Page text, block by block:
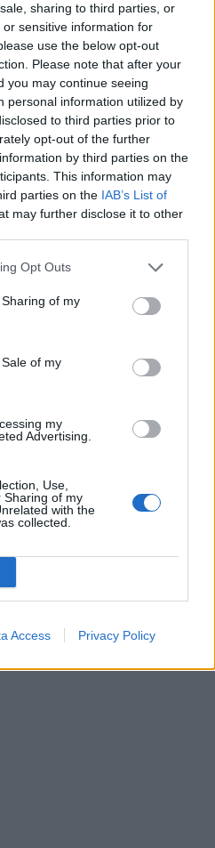
sharing to third parties, or
sensitive information for
use the below opt-out
Please note that after your
you may continue seeing
personal information utilized by
to third parties prior to
opt-out of the further
by third parties on the
This information may
parties on the IAB’s List of
may further disclose it to other
Opt Outs
of my
of my
my
Advertising.
Use,
Sharing of my
with the
collected.
Access Privacy Policy